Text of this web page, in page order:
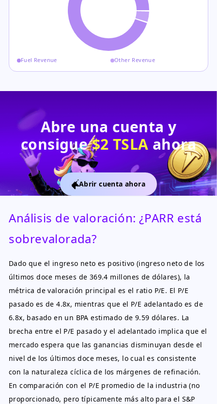
Fuel Revenue Other Revenue
Abre una cuenta y
consigue$2 TSLA ahora
Abrir cuenta ahora
Análisis de valoración: ¿PARR está
sobrevalorada?
Dado que el ingreso neto es positivo (ingreso neto de los
últimos doce meses de 369.4 millones de dólares), la
métrica de valoración principal es el ratio P/E. El P/E
pasado es de 4.8x, mientras que el P/E adelantado es de
6.8x, basado en un BPA estimado de 9.59 dólares. La
brecha entre el P/E pasado y el adelantado implica que el
mercado espera que las ganancias disminuyan desde el
nivel de los últimos doce meses, lo cual es consistente
con la naturaleza cíclica de los márgenes de refinación.
En comparación con el P/E promedio de la industria (no
proporcionado, pero típicamente más alto para el S&P